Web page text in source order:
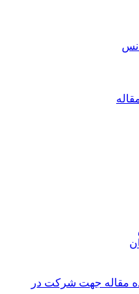
مقاله جهت شرکت در